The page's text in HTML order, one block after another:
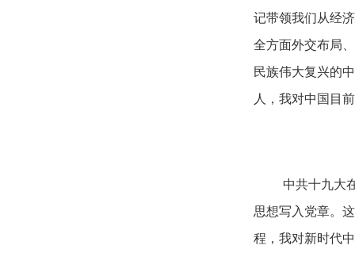
记带领我们从经
全方面外交布局
民族伟大复兴的
人，我对中国目
中共十九大
思想写入党章。
程，我对新时代